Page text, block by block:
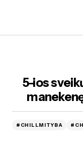
5-ios
#CHILLMITYBA